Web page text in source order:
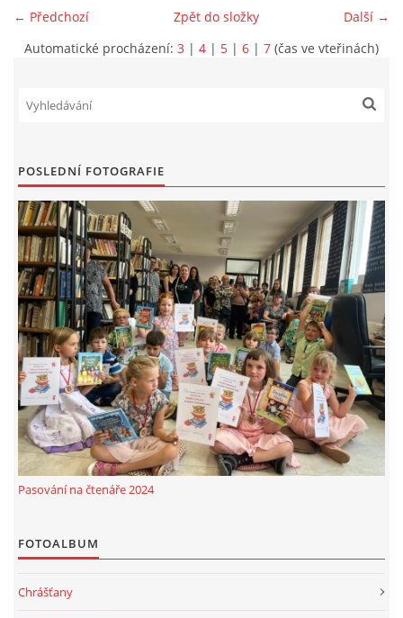
ČASOSBĚRY - CHRÁŠŤANY
GRANTY A DOTACE
MOBILNÍ APLIKACE
FREE WIFI
VÝZNAČNÍ RODÁCI
FOTOALBUM
PODĚKOVÁNÍ
SLUŽBY
← Předchozí Další →
Zpět do složky
Automatické procházení: 3 | 4 | 5 | 6 | 7 (čas ve vteřinách)
POSLEDNÍ FOTOGRAFIE
Pasování na čtenáře 2024
FOTOALBUM
Chrášťany